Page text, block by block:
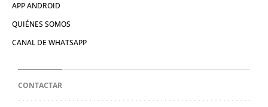
APP ANDROID
QUIÉNES SOMOS
CANAL DE WHATSAPP
CONTACTAR